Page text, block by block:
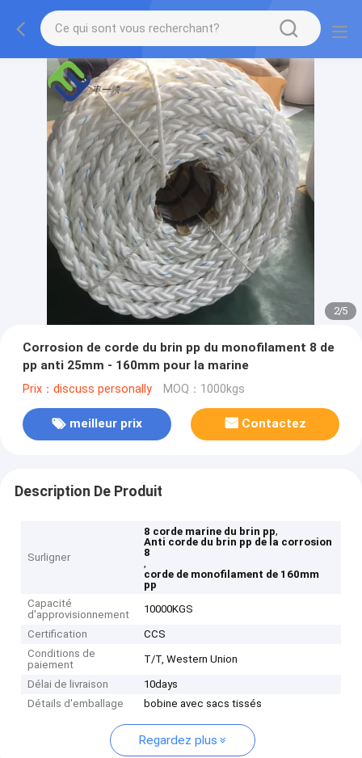
2/5
Corrosion de corde du brin pp du monofilament 8 de
pp anti 25mm - 160mm pour la marine
Prix：discuss personally MOQ：1000kgs
meilleur prix Contactez
Description De Produit
Surligner
8 corde marine du brin pp,
Anti corde du brin pp de la corrosion
8
,
corde de monofilament de 160mm
pp
Capacité
d'approvisionnement
10000KGS
Certification
CCS
Conditions de
paiement
T/T, Western Union
Délai de livraison
10days
Détails d'emballage
bobine avec sacs tissés
Regardez plus